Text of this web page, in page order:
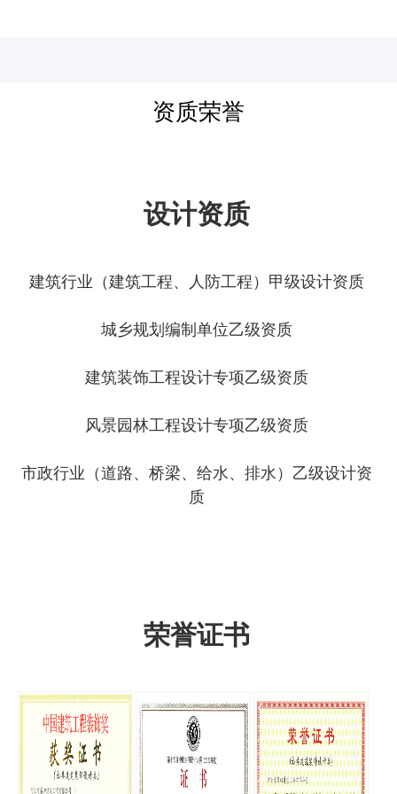
资质荣誉
设计资质
建筑行业（建筑工程、人防工程）甲级设计资质
城乡规划编制单位乙级资质
建筑装饰工程设计专项乙级资质
风景园林工程设计专项乙级资质
市政行业（道路、桥梁、给水、排水）乙级设计资
质
荣誉证书